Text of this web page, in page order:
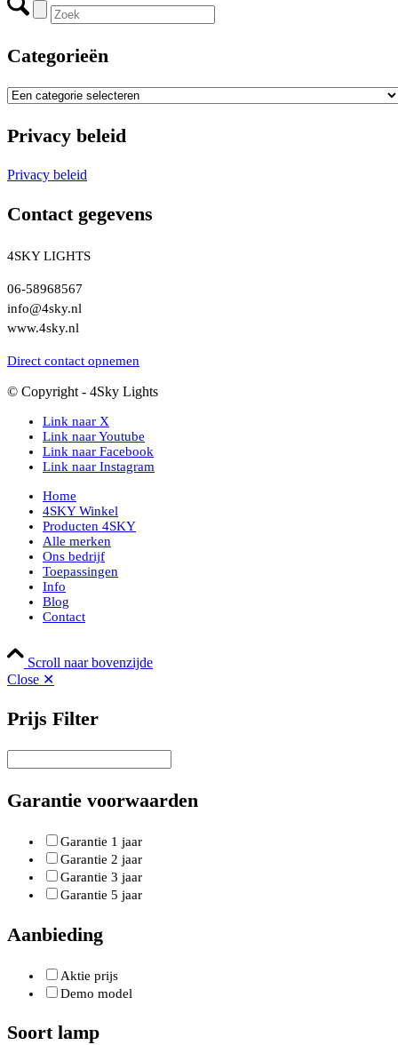
Categorieën
Privacy beleid
Privacy beleid
Contact gegevens
4SKY LIGHTS
06-58968567
info@4sky.nl
www.4sky.nl
Direct contact opnemen
© Copyright - 4Sky Lights
Link naar X
Link naar Youtube
Link naar Facebook
Link naar Instagram
Home
4SKY Winkel
Producten 4SKY
Alle merken
Ons bedrijf
Toepassingen
Info
Blog
Contact
Scroll naar bovenzijde
Close ✕
Prijs Filter
Garantie voorwaarden
Garantie 1 jaar
Garantie 2 jaar
Garantie 3 jaar
Garantie 5 jaar
Aanbieding
Aktie prijs
Demo model
Soort lamp